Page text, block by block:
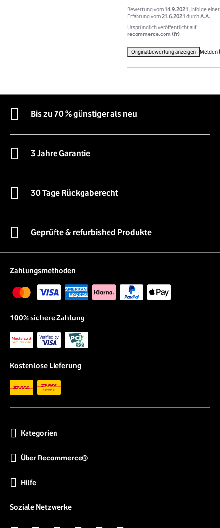
Bewertung vom 14.9.2021 , infolge einer
Erfahrung vom21.6.2021 durchA.A.
Ursprünglich veröffentlicht auf
recommerce.com (fr)
Originalbewertung anzeigen Melden
Bis zu 70 % günstiger als neu
3 Jahre Garantie
30 Tage Rückgaberecht
Geprüfte & refurbished Produkte
Zahlungsmethoden
100% sichere Zahlung
Kostenlose Lieferung
Kategorien
Über Recommerce®
Hilfe
Soziale Netzwerke